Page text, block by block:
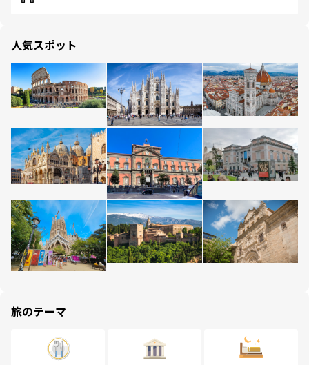
人気スポット
旅のテーマ